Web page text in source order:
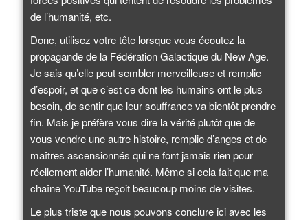
de l’humanité, etc.
Donc, utilisez votre tête lorsque vous écoutez la
propagande de la Fédération Galactique du New Age.
Je sais qu’elle peut sembler merveilleuse et remplie
d’espoir, et que c’est ce dont les humains ont le plus
besoin, de sentir que leur souffrance va bientôt prendre
fin. Mais je préfère vous dire la vérité plutôt que de
vous vendre une autre histoire, remplie d’anges et de
maîtres ascensionnés qui ne font jamais rien pour
réellement aider l’humanité. Même si cela fait que ma
chaîne YouTube reçoit beaucoup moins de visites.
Le plus triste que nous pouvons conclure ici avec les